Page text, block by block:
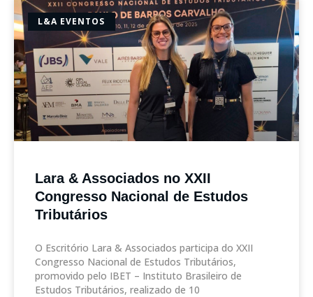
L&A EVENTOS
Lara & Associados no XXII
Congresso Nacional de Estudos
Tributários
O Escritório Lara & Associados participa do XXII
Congresso Nacional de Estudos Tributários,
promovido pelo IBET – Instituto Brasileiro de
Estudos Tributários, realizado de 10